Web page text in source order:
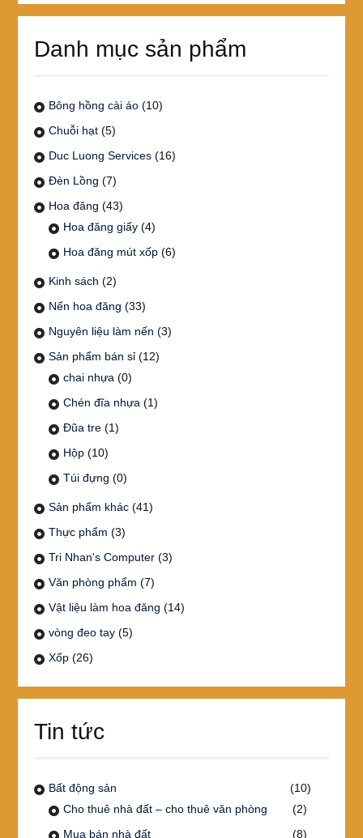
Danh mục sản phẩm
Bông hồng cài áo (10)
Chuỗi hạt (5)
Duc Luong Services (16)
Đèn Lồng (7)
Hoa đăng (43)
Hoa đăng giấy (4)
Hoa đăng mút xốp (6)
Kinh sách (2)
Nến hoa đăng (33)
Nguyên liệu làm nến (3)
Sản phẩm bán sỉ (12)
chai nhựa (0)
Chén đĩa nhựa (1)
Đũa tre (1)
Hộp (10)
Túi đựng (0)
Sản phẩm khác (41)
Thực phẩm (3)
Tri Nhan's Computer (3)
Văn phòng phẩm (7)
Vật liệu làm hoa đăng (14)
vòng đeo tay (5)
Xốp (26)
Tin tức
Bất động sản
(10)
Cho thuê nhà đất – cho thuê văn phòng
(2)
Mua bán nhà đất
(8)